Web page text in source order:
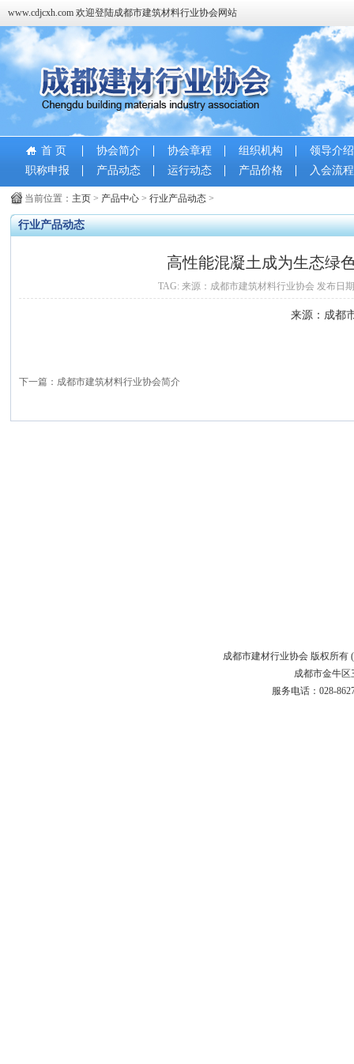
www.cdjcxh.com 欢迎登陆成都市建筑材料行业协会网站
首 页 协会简介 协会章程 组织机构
领导介绍
职称申报
产品动态 运行动态 产品价格 入会流程
当前位置： 主页 > 产品中心 > 行业产品动态 >
行业产品动态
高性能混凝土成为生态绿
TAG: 来源：成都市建筑材料行业协会 发布日期
来源：成都
下一篇： 成都市建筑材料行业协会简介
成都市建材行业协会 版权所有
成都市金牛区
服务电话：028-